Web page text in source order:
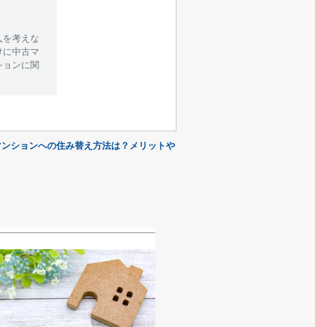
考えな
に中古マ
ンに関
ションへの住み替え方法は？メリットや